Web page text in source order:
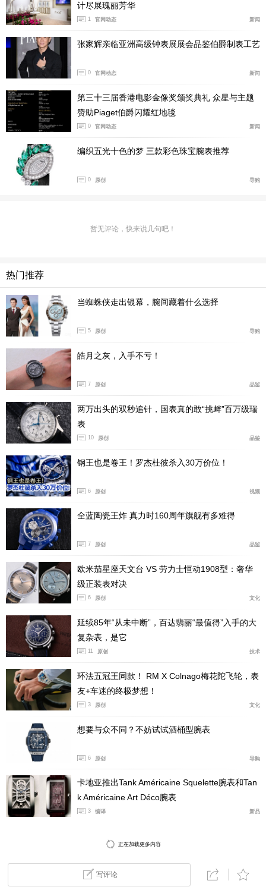
表圈的圆模雕刻装饰，借鉴自搭载 Beta 21 石英机芯的伯
爵 14101 腕表，这一设计元素也让人联想到安迪・沃霍
尔腕表，进一步凸显了品牌的先锋精神与艺术气质。从这
些经典设计中汲取灵感，伯爵 Sixtie 系列既保留了品牌的
历史传承，又融入了现代时尚元素，实现了对传统的大胆
突破。
Sixtie 系列的命名别具深意，“Sixtie” 意为 “60”，不仅象
征着 60 秒汇聚成 1 分钟、60 分钟汇聚成 1 小时的时间
更迭，更向 20 世纪 60 年代这一伯爵品牌的辉煌时期致
敬。彼时，伯爵展现出无与伦比的想象力和精湛技艺，将
奢华腕表与高级珠宝完美融合，创造出众多经典的珠宝时
计。Sixtie 系列以此为名，延续了伯爵在制表艺术上的创
新精神，记录时光中的每一个精彩瞬间。
伯爵 Sixtie 系列腕表在设计上尽显品牌对美学与工艺的执
着追求。尖锐的棱角被圆滑而不失力量感的弧线取代，使
腕表线条流畅自然，佩戴更加贴合舒适。表圈的圆模雕刻
装饰，不仅展现了伯爵深厚的金工造诣，更赋予腕表细腻
的光影层次和灵动迷人的光泽。
计尽展瑰丽芳华
1 官网动态 新闻
张家辉亲临亚洲高级钟表展展会品鉴伯爵制表工艺
0 官网动态 新闻
第三十三届香港电影金像奖颁奖典礼 众星与主题
赞助Piaget伯爵闪耀红地毯
0 官网动态 新闻
编织五光十色的梦 三款彩色珠宝腕表推荐
0 原创 导购
暂无评论，快来说几句吧！
热门推荐
当蜘蛛侠走出银幕，腕间藏着什么选择
5 原创 导购
皓月之灰，入手不亏！
7 原创 品鉴
两万出头的双秒追针，国表真的敢“挑衅”百万级瑞
表
10 原创 品鉴
钢王也是卷王！罗杰杜彼杀入30万价位！
6 原创 视频
全蓝陶瓷王炸 真力时160周年旗舰有多难得
7 原创 品鉴
欧米茄星座天文台 VS 劳力士恒动1908型：奢华
级正装表对决
6 原创 文化
延续85年“从未中断”，百达翡丽“最值得”入手的大
复杂表，是它
11 原创 技术
环法五冠王同款！ RM X Colnago梅花陀飞轮，表
友+车迷的终极梦想！
3 原创 文化
想要与众不同？不妨试试酒桶型腕表
6 原创 导购
卡地亚推出Tank Américaine Squelette腕表和Tan
k Américaine Art Déco腕表
3 编译 新品
正在加载更多内容
写评论